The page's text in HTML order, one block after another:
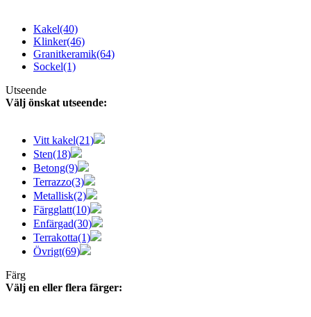
Kakel(40)
Klinker(46)
Granitkeramik(64)
Sockel(1)
Utseende
Välj önskat utseende:
Vitt kakel(21)
Sten(18)
Betong(9)
Terrazzo(3)
Metallisk(2)
Färgglatt(10)
Enfärgad(30)
Terrakotta(1)
Övrigt(69)
Färg
Välj en eller flera färger: